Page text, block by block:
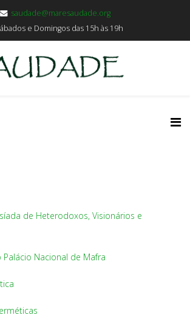
saudade@maresaudade.org
e Domingos das 15h às 19h
de Heterodoxos, Visionários e
Nacional de Mafra